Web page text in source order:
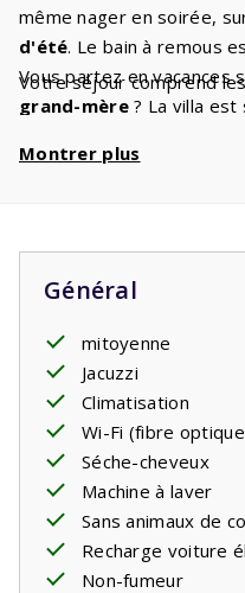
même nager en soirée,
d'été. Le bain à remous
Vous partez en vacances
grand-mère? La villa est
confortableet la
appareils intégrésque
est un bon endroit où
. Une
est attenante à la
chaussée. La chambre
simples confortables avec
comme les deux
la deuxième salle de bain
et lavabo. Il y a des
L'une des maisons
des pierres naturelles de
réservée avec préférence.
Votre séjour comprend
Montrer plus
Général
mitoyenne
Jacuzzi
Climatisation
Wi-Fi (fibre
Séche-cheveux
Machine à laver
Sans animaux de
Recharge voiture
Non-fumeur